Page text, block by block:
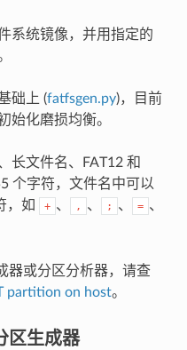
系统镜像，并用指定的
础上 (fatfsgen.py)，目前
始化磨损均衡。
长文件名、FAT12 和
个字符，文件名中可以
，如 + 、 , 、 ; 、 = 、
器或分区分析器，请查
partition on host。
区生成器